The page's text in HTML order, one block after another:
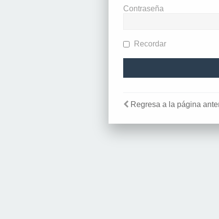
Contraseña
Recordar
Regresa a la página